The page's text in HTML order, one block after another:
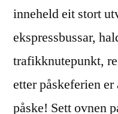
inneheld eit stort
ekspressbussar,
trafikknutepunkt,
etter påskeferien
påske! Sett ovnen